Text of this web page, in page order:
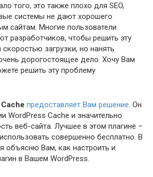
того, это также плохо для SEO,
системы не дают хорошего
сайтам. Многие пользователи
разработчиков, чтобы решить эту
загрузки, но нанять
дорогостоящее дело. Хочу Вам
решить эту проблему
предоставляет Вам решение. Он
WordPress Cache и значительно
веб-сайта. Лучшее в этом плагине –
совершенно бесплатно. В
объясню Вам, как настроить и
в Вашем WordPress.